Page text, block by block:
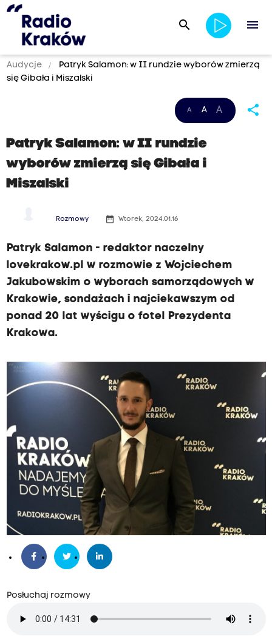
search menu
Audycje
Patryk Salamon: w II rundzie wyborów zmierzą
się Gibała i Miszalski
A A A share
Patryk Salamon: w II rundzie
wyborów zmierzą się Gibała i
Miszalski
Rozmowy date_range Wtorek, 2024.01.16
Patryk Salamon - redaktor naczelny
lovekrakow.pl w rozmowie z Wojciechem
Jakubowskim o wyborach samorządowych w
Krakowie, sondażach i najciekawszym od
ponad 20 lat wyścigu o fotel Prezydenta
Krakowa.
Posłuchaj rozmowy